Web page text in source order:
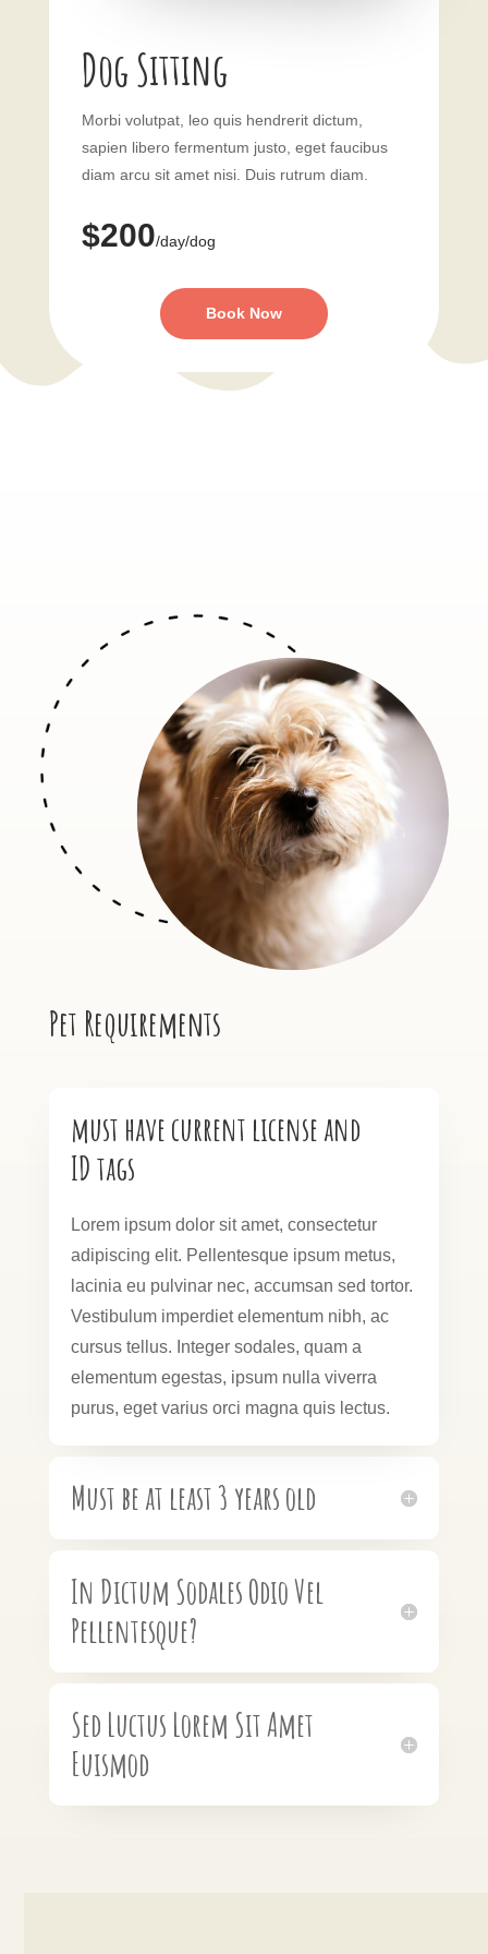
Dog Sitting
Morbi volutpat, leo quis hendrerit dictum,
sapien libero fermentum justo, eget faucibus
diam arcu sit amet nisi. Duis rutrum diam.
$200/day/dog
Book Now
Pet Requirements
must have current license and
ID tags
Lorem ipsum dolor sit amet, consectetur
adipiscing elit. Pellentesque ipsum metus,
lacinia eu pulvinar nec, accumsan sed tortor.
Vestibulum imperdiet elementum nibh, ac
cursus tellus. Integer sodales, quam a
elementum egestas, ipsum nulla viverra
purus, eget varius orci magna quis lectus.
Must be at least 3 years old
In Dictum Sodales Odio Vel
Pellentesque?
Sed Luctus Lorem Sit Amet
Euismod